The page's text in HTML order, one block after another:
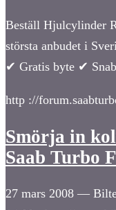
Beställ Hjulcylinder
största anbudet i
✔ Gratis byte ✔
http ://
Smörja in
Saab Turbo
27 mars 2008 —